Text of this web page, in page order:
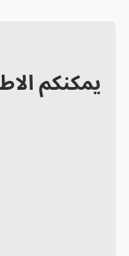
يمكنكم